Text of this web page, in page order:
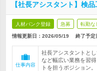
【社長アシスタント】検
人材バンク登録 急募 転勤な
情報更新日：2026/05/19 終了予定
仕事内容
社長アシスタントと
など幅広い業務を習
トを担うポジション。